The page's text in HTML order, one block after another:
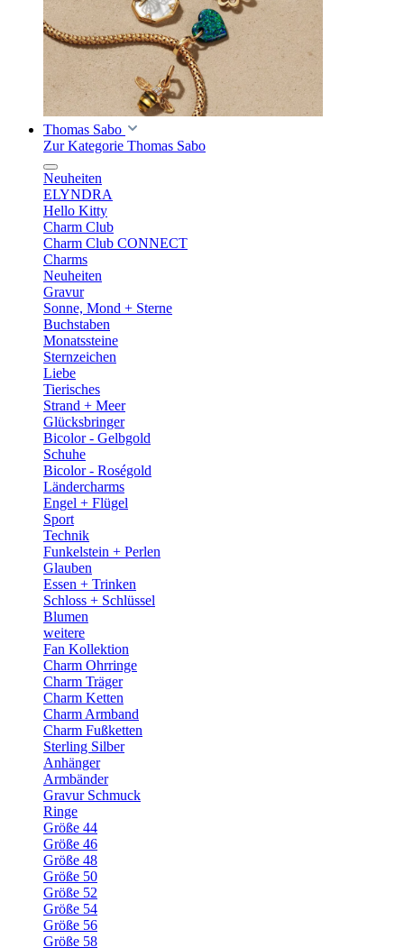
Thomas Sabo
Zur Kategorie Thomas Sabo
Neuheiten
ELYNDRA
Hello Kitty
Charm Club
Charm Club CONNECT
Charms
Neuheiten
Gravur
Sonne, Mond + Sterne
Buchstaben
Monatssteine
Sternzeichen
Liebe
Tierisches
Strand + Meer
Glücksbringer
Bicolor - Gelbgold
Schuhe
Bicolor - Roségold
Ländercharms
Engel + Flügel
Sport
Technik
Funkelstein + Perlen
Glauben
Essen + Trinken
Schloss + Schlüssel
Blumen
weitere
Fan Kollektion
Charm Ohrringe
Charm Träger
Charm Ketten
Charm Armband
Charm Fußketten
Sterling Silber
Anhänger
Armbänder
Gravur Schmuck
Ringe
Größe 44
Größe 46
Größe 48
Größe 50
Größe 52
Größe 54
Größe 56
Größe 58